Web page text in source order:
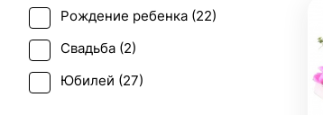
Хризантема (1)
Эустома (3)
Рождение ребенка (22)
Свадьба (2)
Юбилей (27)